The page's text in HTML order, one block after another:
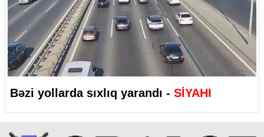
Bəzi yollarda sıxlıq yarandı - SİYAHI